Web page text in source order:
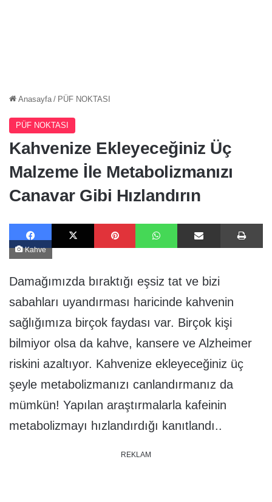
Anasayfa / PÜF NOKTASI
PÜF NOKTASI
Kahvenize Ekleyeceğiniz Üç
Malzeme İle Metabolizmanızı
Canavar Gibi Hızlandırın
Facebook X Pinterest WhatsApp E-Posta ile paylaş
Kahve
Damağımızda bıraktığı eşsiz tat ve bizi
sabahları uyandırması haricinde kahvenin
sağlığımıza birçok faydası var. Birçok kişi
bilmiyor olsa da kahve, kansere ve Alzheimer
riskini azaltıyor. Kahvenize ekleyeceğiniz üç
şeyle metabolizmanızı canlandırmanız da
mümkün! Yapılan araştırmalarla kafeinin
metabolizmayı hızlandırdığı kanıtlandı..
REKLAM